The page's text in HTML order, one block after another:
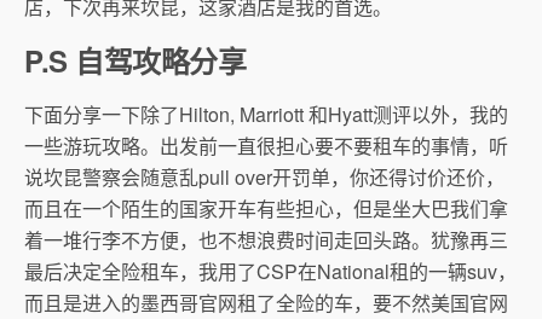
店，下次再来坎昆，这家酒店是我的首选。
P.S 自驾攻略分享
下面分享一下除了Hilton, Marriott 和Hyatt测评以外，我的
一些游玩攻略。出发前一直很担心要不要租车的事情，听
说坎昆警察会随意乱pull over开罚单，你还得讨价还价，
而且在一个陌生的国家开车有些担心，但是坐大巴我们拿
着一堆行李不方便，也不想浪费时间走回头路。犹豫再三
最后决定全险租车，我用了CSP在National租的一辆suv，
而且是进入的墨西哥官网租了全险的车，要不然美国官网